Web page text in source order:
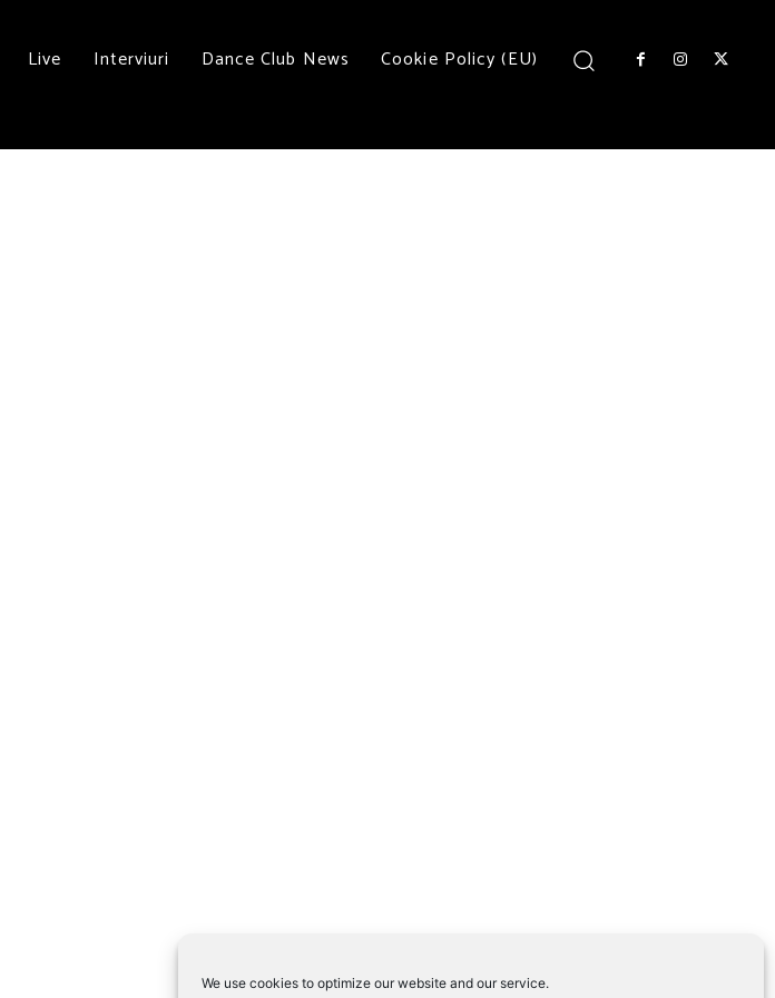
We use cookies to optimize our website and our service.
Live Interviuri Dance Club News Cookie Policy (EU)